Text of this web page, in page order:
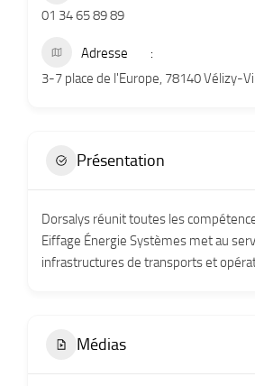
01 34 65 89 89
Adresse
3-7 place de l'Europe, 78140 Vélizy-
Présentation
Dorsalys réunit toutes les
Eiffage Énergie Systèmes met au
infrastructures de transports et
Médias